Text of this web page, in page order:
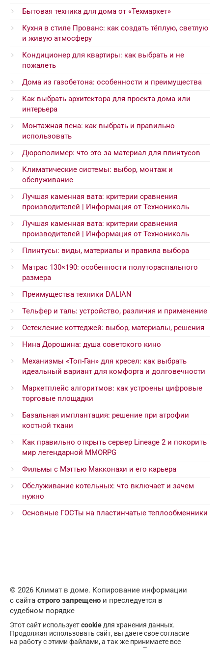
Бытовая техника для дома от «Техмаркет»
Кухня в стиле Прованс: как создать тёплую, светлую
и живую атмосферу
Кондиционер для квартиры: как выбрать и не
пожалеть
Дома из газобетона: особенности и преимущества
Как выбрать архитектора для проекта дома или
интерьера
Монтажная пена: как выбрать и правильно
использовать
Дюрополимер: что это за материал для плинтусов
Климатические системы: выбор, монтаж и
обслуживание
Лучшая каменная вата: критерии сравнения
производителей | Информация от Технониколь
Лучшая каменная вата: критерии сравнения
производителей | Информация от Технониколь
Плинтусы: виды, материалы и правила выбора
Матрас 130×190: особенности полутораспального
размера
Преимущества техники DALIAN
Тельфер и таль: устройство, различия и применение
Остекление коттеджей: выбор, материалы, решения
Нина Дорошина: душа советского кино
Механизмы «Топ-Ган» для кресел: как выбрать
идеальный вариант для комфорта и долговечности
Маркетплейс алгоритмов: как устроены цифровые
торговые площадки
Базальная имплантация: решение при атрофии
костной ткани
Как правильно открыть сервер Lineage 2 и покорить
мир легендарной MMORPG
Фильмы с Мэттью Макконахи и его карьера
Обслуживание котельных: что включает и зачем
нужно
Основные ГОСТы на пластинчатые теплообменники
© 2026 Климат в доме. Копирование информации
с сайта строго запрещено и преследуется в
судебном порядке
Этот сайт используетcookie для хранения данных.
Продолжая использовать сайт, вы даете свое согласие
на работу с этими файлами, а так же принимаете все